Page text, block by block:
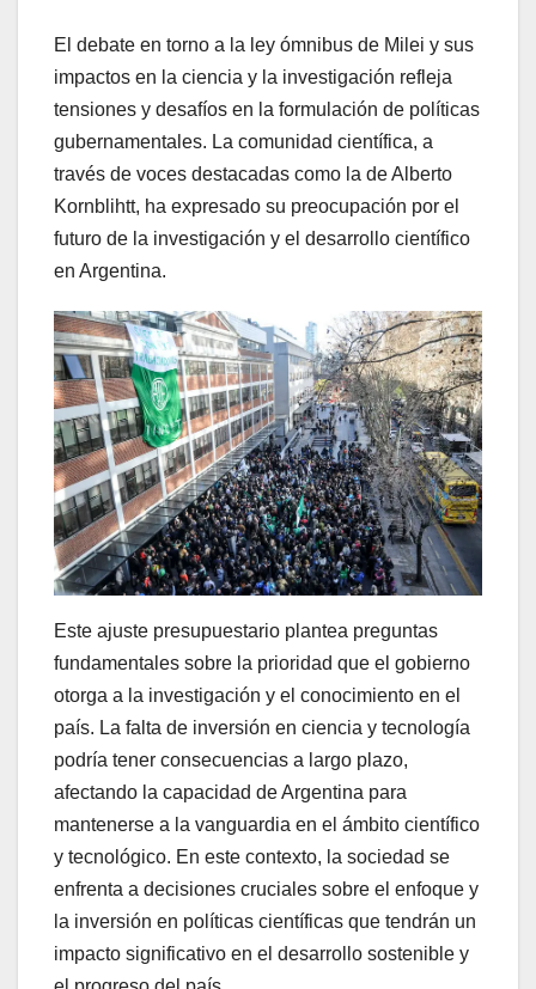
El debate en torno a la ley ómnibus de Milei y sus
impactos en la ciencia y la investigación refleja
tensiones y desafíos en la formulación de políticas
gubernamentales. La comunidad científica, a
través de voces destacadas como la de Alberto
Kornblihtt, ha expresado su preocupación por el
futuro de la investigación y el desarrollo científico
en Argentina.
Este ajuste presupuestario plantea preguntas
fundamentales sobre la prioridad que el gobierno
otorga a la investigación y el conocimiento en el
país. La falta de inversión en ciencia y tecnología
podría tener consecuencias a largo plazo,
afectando la capacidad de Argentina para
mantenerse a la vanguardia en el ámbito científico
y tecnológico. En este contexto, la sociedad se
enfrenta a decisiones cruciales sobre el enfoque y
la inversión en políticas científicas que tendrán un
impacto significativo en el desarrollo sostenible y